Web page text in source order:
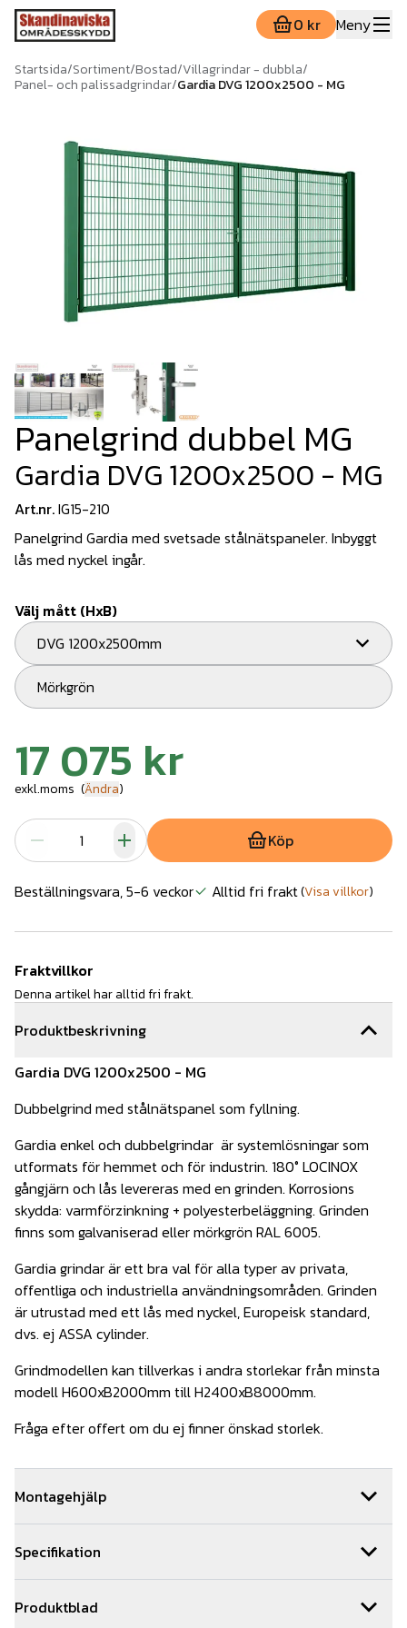
0 kr Meny
Startsida/Sortiment/Bostad/Villagrindar - dubbla/
Panel- och palissadgrindar/Gardia DVG 1200x2500 - MG
Produktbeskrivning
Gardia DVG 1200x2500 - MG
Dubbelgrind med stålnätspanel som fyllning.
Gardia enkel och dubbelgrindar är systemlösningar som
utformats för hemmet och för industrin. 180° LOCINOX
gångjärn och lås levereras med en grinden. Korrosions
skydda: varmförzinkning + polyesterbeläggning. Grinden
finns som galvaniserad eller mörkgrön RAL 6005.
Gardia grindar är ett bra val för alla typer av privata,
offentliga och industriella användningsområden. Grinden
är utrustad med ett lås med nyckel, Europeisk standard,
dvs. ej ASSA cylinder.
Grindmodellen kan tillverkas i andra storlekar från minsta
modell H600xB2000mm till H2400xB8000mm.
Fråga efter offert om du ej finner önskad storlek.
Montagehjälp
vi dig gärna. Vi har ett team med kunniga montörer som är
specialister på våra produkter. Vi utför 100-tals
installationer årligen. Hör av dig till oss för en snabb och
Specifikation
Produktblad
Panelgrind dubbel MG
Gardia DVG 1200x2500 - MG
Art.nr.IG15-210
Panelgrind Gardia med svetsade stålnätspaneler. Inbyggt
lås med nyckel ingår.
Välj mått (HxB)
DVG 1200x2500mm
Mörkgrön
17 075 kr
exkl.moms (Ändra)
Köp
Beställningsvara, 5-6 veckor Alltid fri frakt(Visa villkor)
Fraktvillkor
Denna artikel har alltid fri frakt.